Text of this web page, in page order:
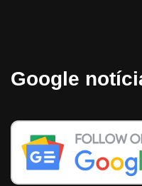
Google